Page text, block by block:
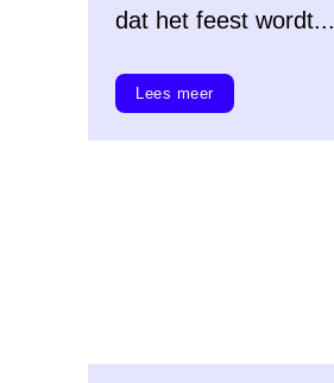
dat het feest wordt...
Lees meer